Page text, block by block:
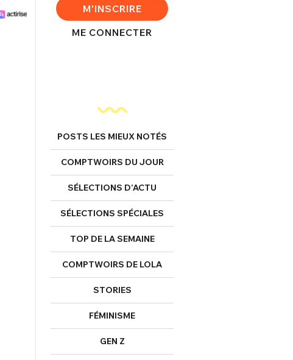
M'INSCRIRE
ME CONNECTER
POSTS LES MIEUX NOTÉS
COMPTWOIRS DU JOUR
SÉLECTIONS D’ACTU
SÉLECTIONS SPÉCIALES
TOP DE LA SEMAINE
COMPTWOIRS DE LOLA
STORIES
FÉMINISME
GEN Z